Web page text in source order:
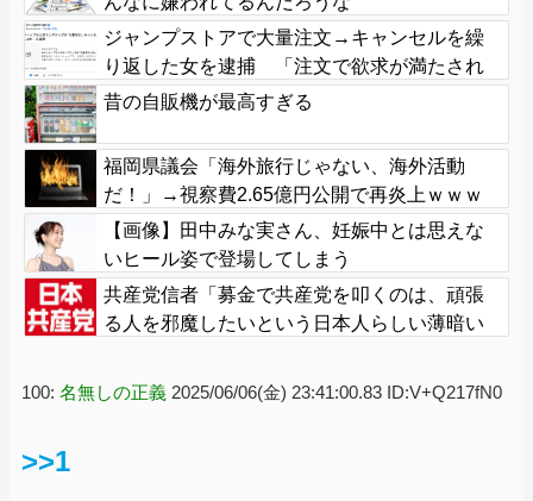
ジャンプストアで大量注文→キャンセルを繰
り返した女を逮捕 「注文で欲求が満たされ
た」総額43億円
昔の自販機が最高すぎる
福岡県議会「海外旅行じゃない、海外活動
だ！」→視察費2.65億円公開で再炎上ｗｗｗ
【画像】田中みな実さん、妊娠中とは思えな
いヒール姿で登場してしまう
共産党信者「募金で共産党を叩くのは、頑張
る人を邪魔したいという日本人らしい薄暗い
100: 名無しの正義 2025/06/06(金) 23:41:00.83 ID:V+Q217fN0
>>1